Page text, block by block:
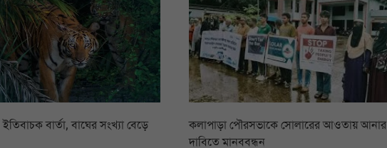
বার্তা, বাঘের সংখ্যা বেড়ে
কলাপাড়া পৌরসভাকে সোলারের আওতায় আনার
দাবিতে মানববন্ধন